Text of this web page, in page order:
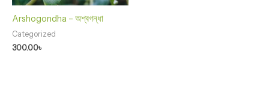
Arshogondha – অশ্বগন্ধা
Categorized
300.00৳